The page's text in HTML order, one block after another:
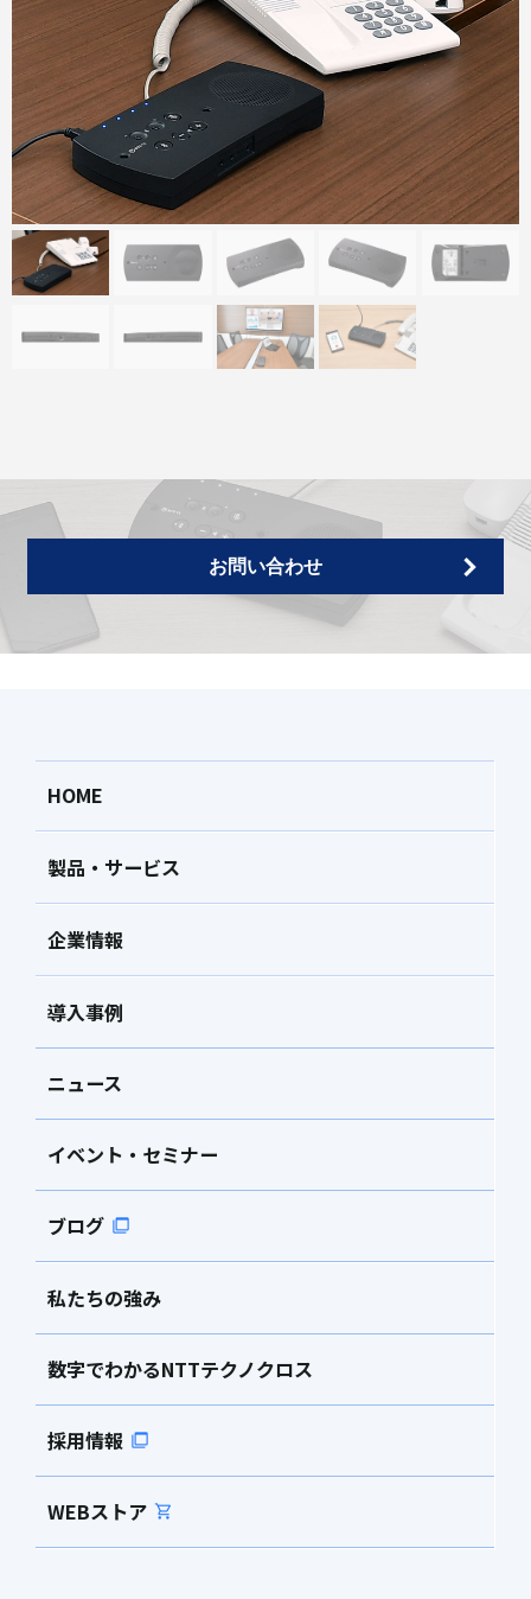
お問い合わせ
HOME
製品・サービス
企業情報
導入事例
ニュース
イベント・セミナー
ブログ
私たちの強み
数字でわかるNTTテクノクロス
採用情報
WEBストア